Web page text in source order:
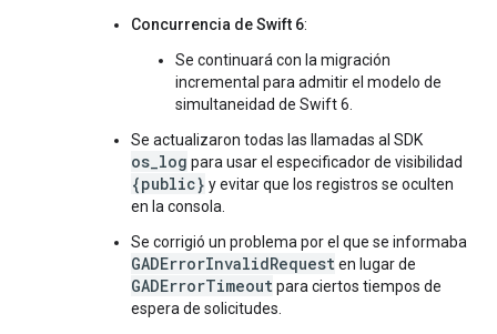
Concurrencia de Swift 6:
Se continuará con la migración
incremental para admitir el modelo de
simultaneidad de Swift 6.
Se actualizaron todas las llamadas al SDK
os_log para usar el especificador de visibilidad
{public} y evitar que los registros se oculten
en la consola.
Se corrigió un problema por el que se informaba
GADErrorInvalidRequesten lugar de
GADErrorTimeoutpara ciertos tiempos de
espera de solicitudes.